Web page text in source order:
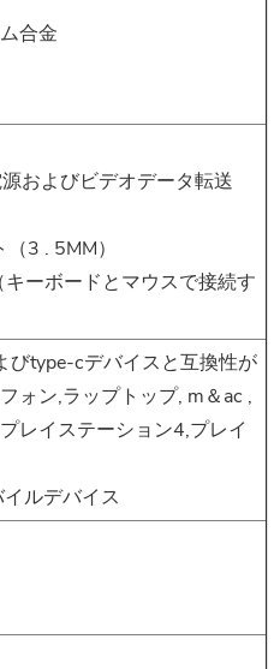
合金
およびビデオデータ転送
3 . 5MM）
ーボードとマウスで接続す
びtype-cデバイスと互換性が
ォン,ラップトップ, m＆ac ,
レイステーション4,プレイ
ルデバイス